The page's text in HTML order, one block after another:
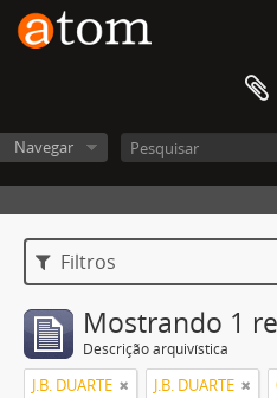
Navegar
Filtros
Mostrando 1
Descrição arquivística
J.B. DUARTE J.B. DUARTE